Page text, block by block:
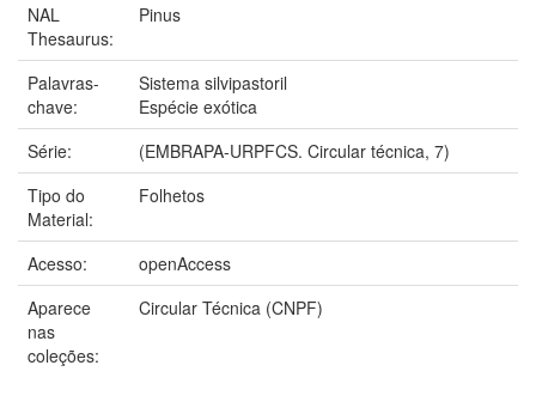
NAL
Thesaurus:
Pinus
Palavras-
chave:
Sistema silvipastoril
Espécie exótica
Série:
(EMBRAPA-URPFCS. Circular técnica, 7)
Tipo do
Material:
Folhetos
Acesso:
openAccess
Aparece
nas
coleções:
Circular Técnica (CNPF)